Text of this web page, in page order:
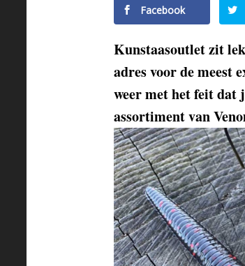
Facebook
Kunstaasoutlet zit
adres voor de meest
weer met het feit dat
assortiment van